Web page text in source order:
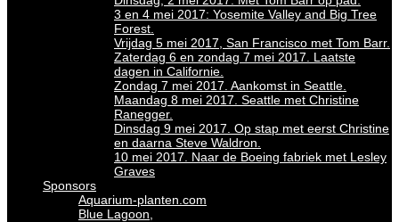
3 en 4 mei 2017: Yosemite Valley and Big Tree
Forest.
Vrijdag 5 mei 2017, San Francisco met Tom Barr.
Zaterdag 6 en zondag 7 mei 2017. Laatste
dagen in Californie.
Zondag 7 mei 2017. Aankomst in Seattle.
Maandag 8 mei 2017. Seattle met Christine
Ranegger.
Dinsdag 9 mei 2017. Op stap met eerst Christine
en daarna Steve Waldron.
10 mei 2017. Naar de Boeing fabriek met Lesley
Graves
Sponsors
Aquarium-planten.com
Blue Lagoon,